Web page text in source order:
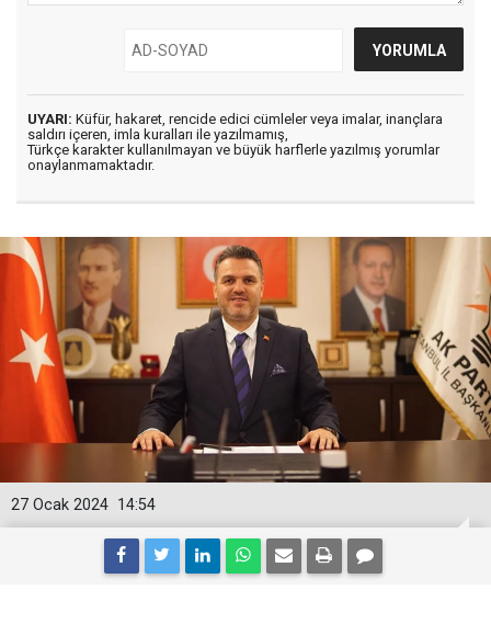
UYARI: Küfür, hakaret, rencide edici cümleler veya imalar, inançlara
saldırı içeren, imla kuralları ile yazılmamış,
Türkçe karakter kullanılmayan ve büyük harflerle yazılmış yorumlar
onaylanmamaktadır.
14:54
27 Ocak 2024